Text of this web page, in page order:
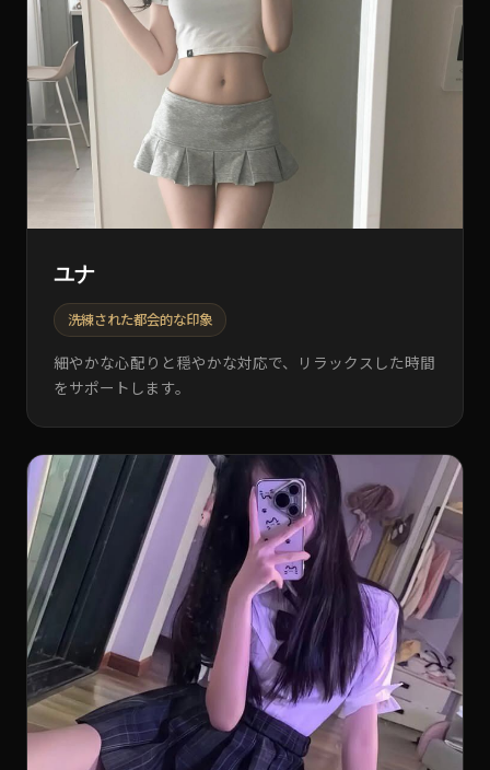
ユナ
洗練された都会的な印象
細やかな心配りと穏やかな対応で、リラックスした時間
をサポートします。